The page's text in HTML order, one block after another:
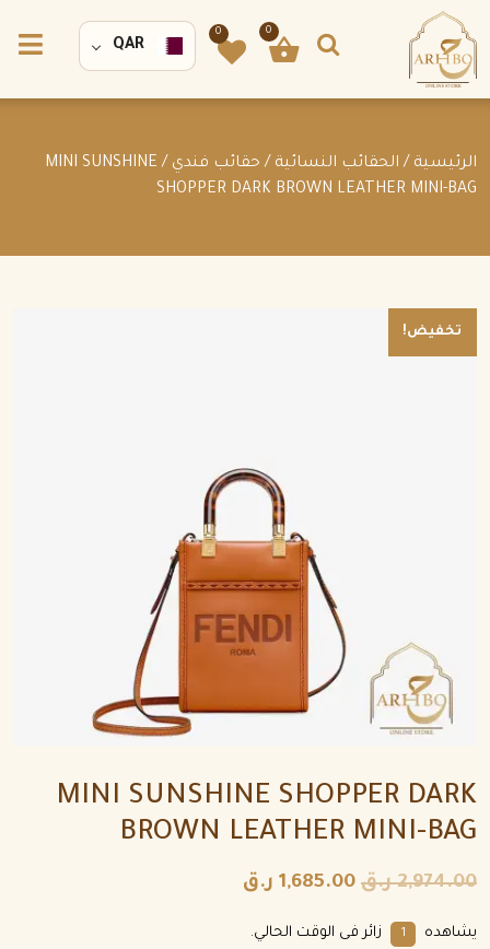
0
0
QAR
الرئيسية / الحقائب النسائية / حقائب فندي
/ MINI SUNSHINE
SHOPPER DARK BROWN LEATHER MINI-BAG
تخفيض!
MINI SUNSHINE SHOPPER DARK
BROWN LEATHER MINI-BAG
2,974.00 ر.ق 1,685.00 ر.ق
يشاهده 1 زائر فى الوقت الحالي.